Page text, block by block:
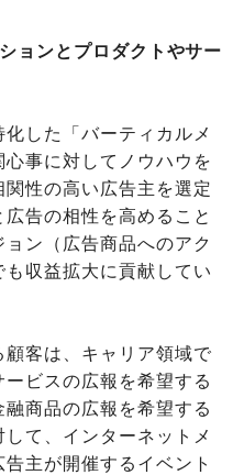
ョンとプロダクトやサー
した「バーティカルメ
事に対してノウハウを
性の高い広告主を選定
告の相性を高めること
ン（広告商品へのアク
収益拡大に貢献してい
客は、キャリア領域で
ビスの広報を希望する
商品の広報を希望する
て、インターネットメ
主が開催するイベント